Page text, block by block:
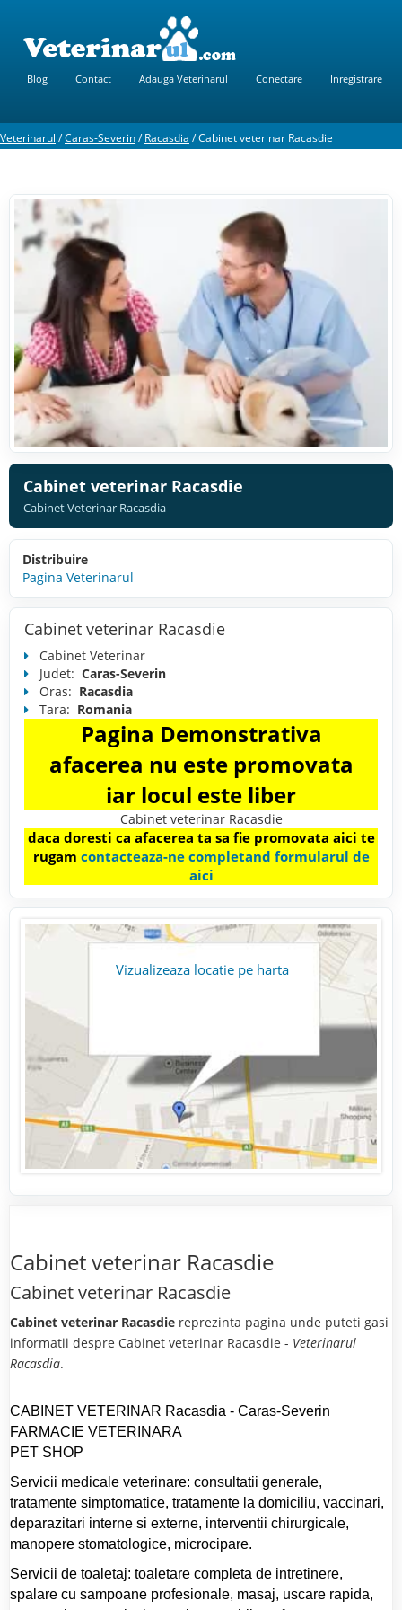
Blog Contact Adauga Veterinarul Conectare Inregistrare
Veterinarul /Caras-Severin/Racasdia /Cabinet veterinar Racasdie
Cabinet veterinar Racasdie
Cabinet Veterinar Racasdia
Distribuire
Pagina Veterinarul
Cabinet veterinar Racasdie
Cabinet Veterinar
Judet: Caras-Severin
Oras: Racasdia
Tara: Romania
Pagina Demonstrativa
afacerea nu este promovata
iar locul este liber
Cabinet veterinar Racasdie
daca doresti ca afacerea ta sa fie promovata aici te
rugam contacteaza-ne completand formularul de
aici
Vizualizeaza locatie pe harta
Cabinet veterinar Racasdie
Cabinet veterinar Racasdie
Cabinet veterinar Racasdie reprezinta pagina unde puteti gasi
informatii despre Cabinet veterinar Racasdie - Veterinarul
Racasdia.
CABINET VETERINAR Racasdia - Caras-Severin
FARMACIE VETERINARA
PET SHOP
Servicii medicale veterinare: consultatii generale,
tratamente simptomatice, tratamente la domiciliu, vaccinari,
deparazitari interne si externe, interventii chirurgicale,
manopere stomatologice, microcipare.
Servicii de toaletaj: toaletare completa de intretinere,
spalare cu sampoane profesionale, masaj, uscare rapida,